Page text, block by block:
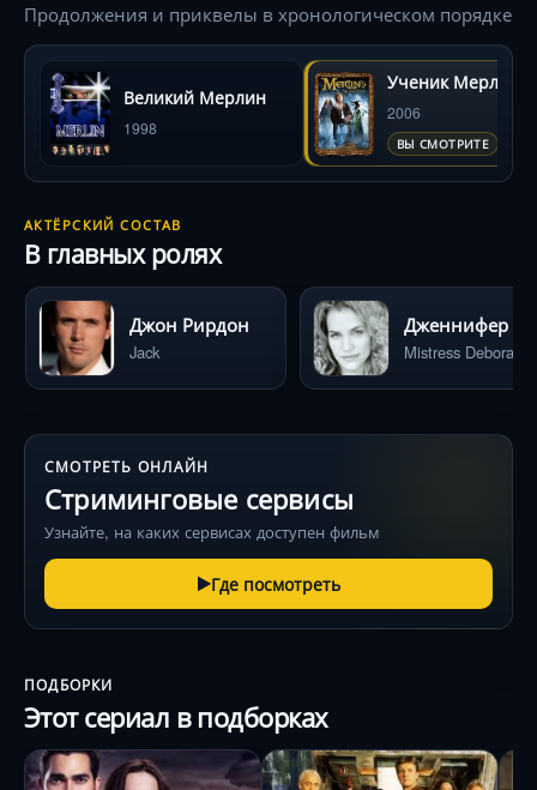
Продолжения и приквелы в хронологическом порядке
Великий Мерлин
1998
Ученик Мерлина
2006
ВЫ СМОТРИТЕ
АКТЁРСКИЙ СОСТАВ
В главных ролях
Джон Рирдон
Jack Mistress Deborah
СМОТРЕТЬ ОНЛАЙН
Стриминговые сервисы
Узнайте, на каких сервисах доступен фильм
Где посмотреть
ПОДБОРКИ
Этот сериал в подборках